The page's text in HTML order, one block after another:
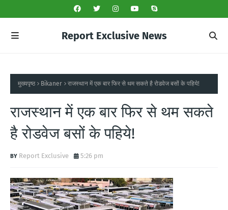
Report Exclusive News
मुख्यपृष्ठ Bikaner राजस्थान में एक बार फिर से थम सकते है रोडवेज बसों के पहिये!
राजस्थान में एक बार फिर से थम सकते
है रोडवेज बसों के पहिये!
Report Exclusive 5:26 pm